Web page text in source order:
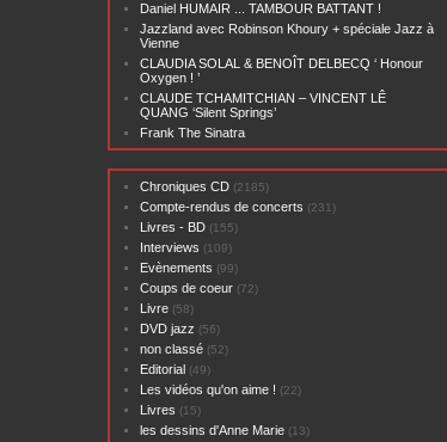
Daniel HUMAIR ... TAMBOUR BATTANT !
Jazzland avec Robinson Khoury + spéciale Jazz à
Vienne
CLAUDIA SOLAL & BENOÎT DELBECQ ‘ Honour
Oxygen ! ’
CLAUDE TCHAMITCHIAN – VINCENT LÊ
QUANG ‘Silent Springs’
Frank The Sinatra
Chroniques CD (2185)
Compte-rendus de concerts (231)
Livres - BD (155)
Interviews (109)
Evènements (99)
Coups de coeur (72)
Livre (58)
DVD jazz (56)
non classé (52)
Editorial (49)
Les vidéos qu'on aime ! (22)
Livres (15)
les dessins d'Anne Marie (13)